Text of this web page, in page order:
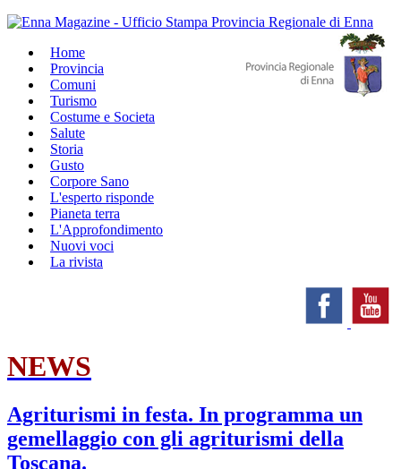
Home
Provincia
Comuni
Turismo
Costume e Societa
Salute
Storia
Gusto
Corpore Sano
L'esperto risponde
Pianeta terra
L'Approfondimento
Nuovi voci
La rivista
NEWS
Agriturismi in festa. In programma un
gemellaggio con gli agriturismi della
Toscana.